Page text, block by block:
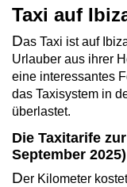
Taxi auf
Das Taxi ist auf
Urlauber aus ihrer
eine interessantes
das Taxisystem in
überlastet.
Die Taxitarife
September 2025)
Der Kilometer